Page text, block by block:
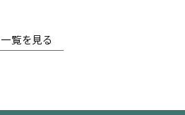
一覧を見る